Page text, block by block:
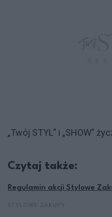
„Twój STYL” i „SHOW”
Czytaj także:
Regulamin akcji Stylowe